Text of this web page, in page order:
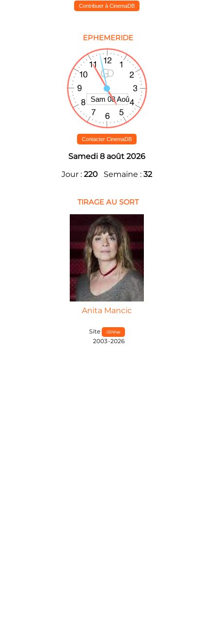
Contribuer à CinemaDB
EPHEMERIDE
Contacter CinemaDB
Samedi 8 août 2026
Jour : 220 Semaine : 32
TIRAGE AU SORT
Anita Mancic
Site GDWeb
2003-2026